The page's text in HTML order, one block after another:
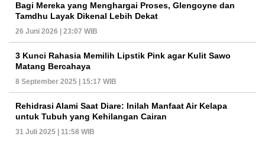
Bagi Mereka yang Menghargai Proses, Glengoyne dan
Tamdhu Layak Dikenal Lebih Dekat
26 Juni 2026 | 23:07 WIB
3 Kunci Rahasia Memilih Lipstik Pink agar Kulit Sawo
Matang Bercahaya
8 September 2025 | 15:17 WIB
Rehidrasi Alami Saat Diare: Inilah Manfaat Air Kelapa
untuk Tubuh yang Kehilangan Cairan
31 Juli 2025 | 11:58 WIB